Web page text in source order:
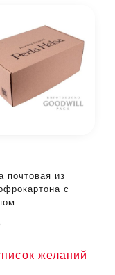
почтовая из
с
желаний